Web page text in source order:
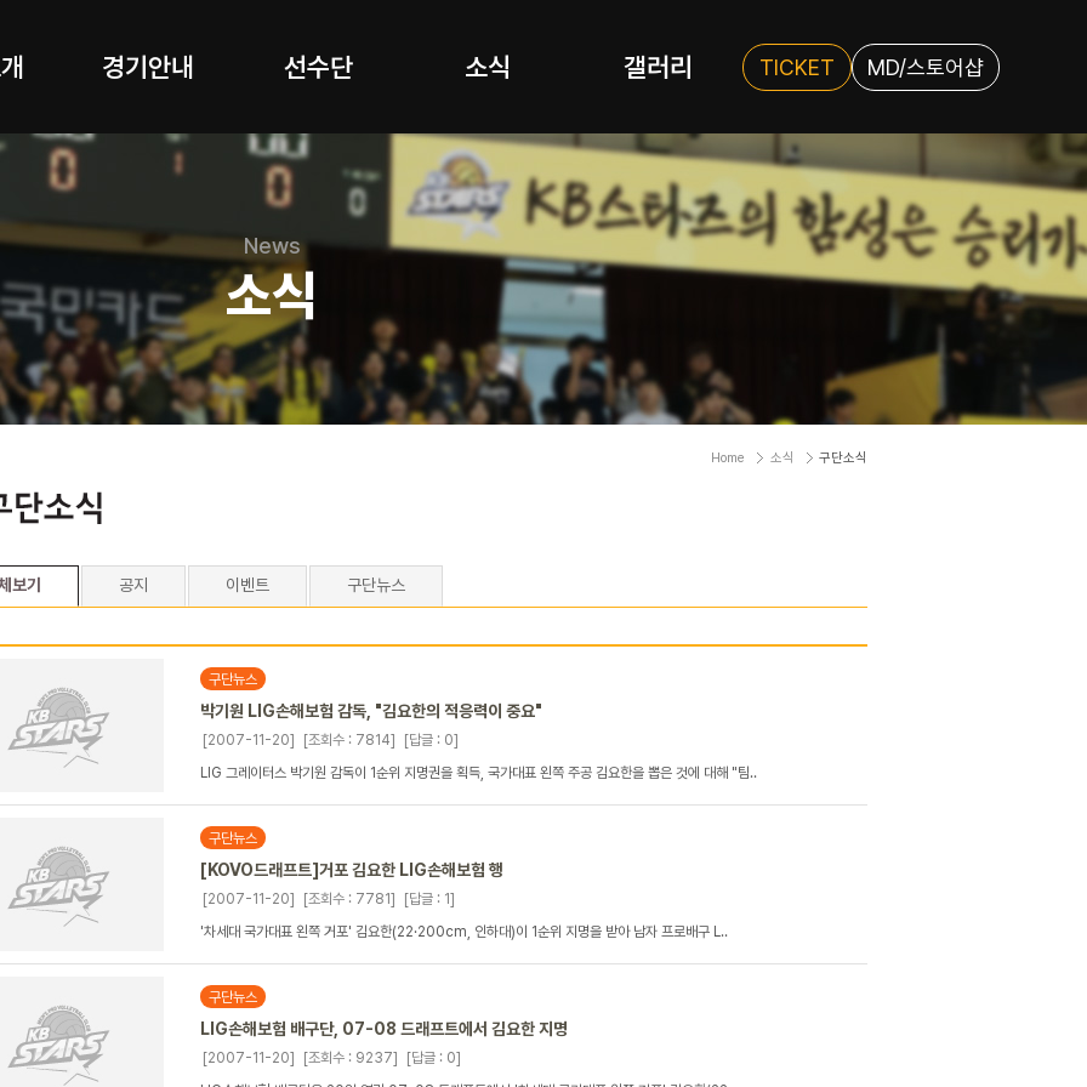
경기안내 선수단 소식 갤러리 TICKET MD/스토어샵
Home 소식 구단소식
보기 공지 이벤트 구단뉴스
구단뉴스
박기원 LIG손해보험 감독, "김요한의 적응력이 중요"
[2007-11-20] [조회수 : 7814]
[답글 : 0]
LIG 그레이터스 박기원 감독이 1순위 지명권을 획득, 국가대표 왼쪽 주공 김요한을 뽑은 것에 대해 "팀..
구단뉴스
[KOVO드래프트]거포 김요한 LIG손해보험 행
[2007-11-20] [조회수 : 7781]
[답글 : 1]
'차세대 국가대표 왼쪽 거포' 김요한(22·200cm, 인하대)이 1순위 지명을 받아 남자 프로배구 L..
구단뉴스
LIG손해보험 배구단, 07-08 드래프트에서 김요한 지명
[2007-11-20] [조회수 : 9237]
[답글 : 0]